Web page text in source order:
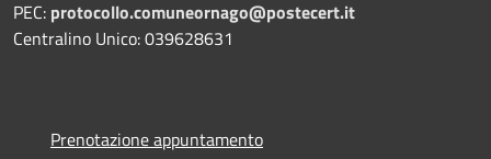
PEC: protocollo.comuneornago@postecert.it
Centralino Unico: 039628631
Prenotazione appuntamento